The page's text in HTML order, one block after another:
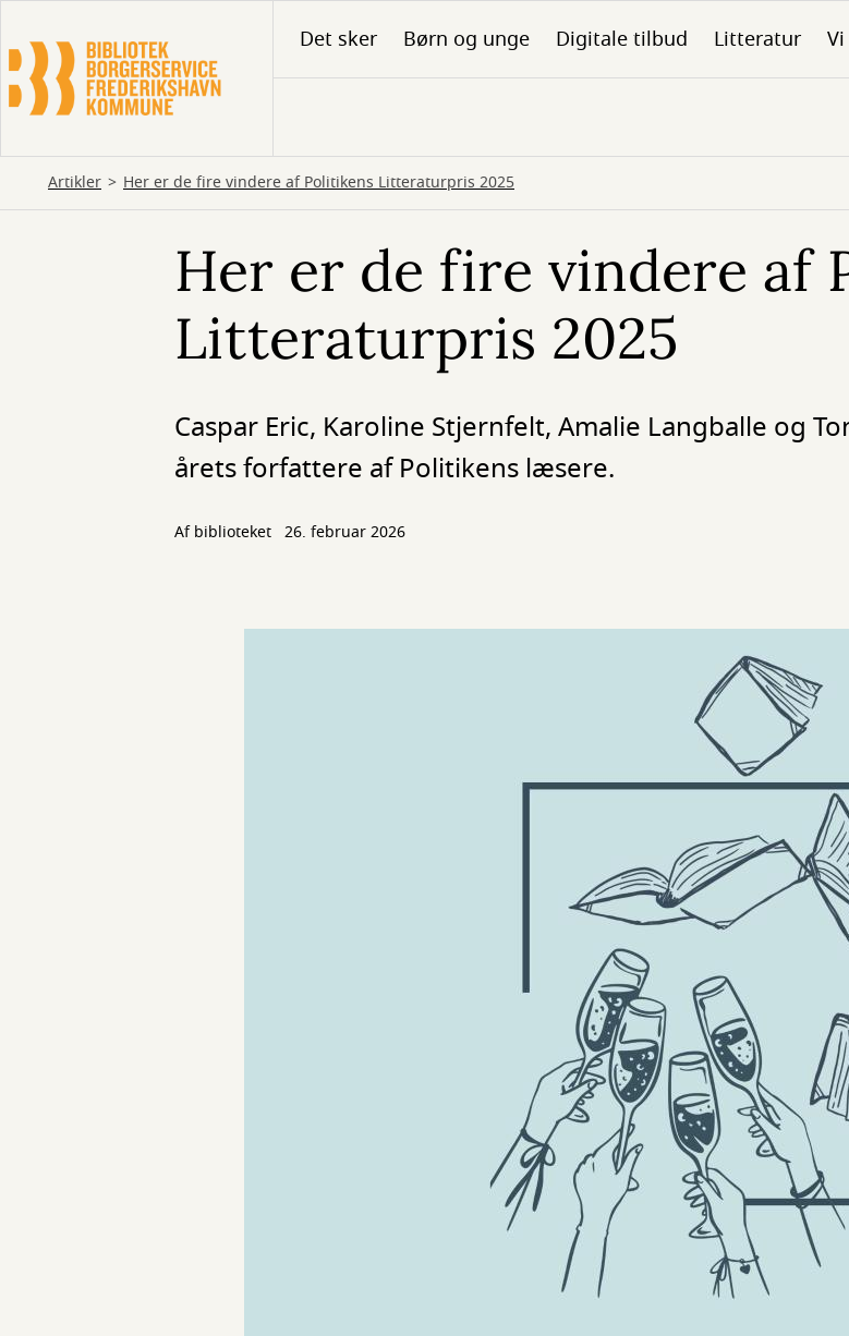
hovedindhold
Det sker Børn og unge Digitale tilbud Litteratur
Artikler Her er de fire vindere af Politikens Litteraturpris 2025
Her er de fire vindere af
Litteraturpris 2025
Caspar Eric, Karoline Stjernfelt, Amalie Langballe og
årets forfattere af Politikens læsere.
Af biblioteket 26. februar 2026